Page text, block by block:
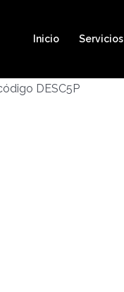
Inicio Servicios
DESC5P